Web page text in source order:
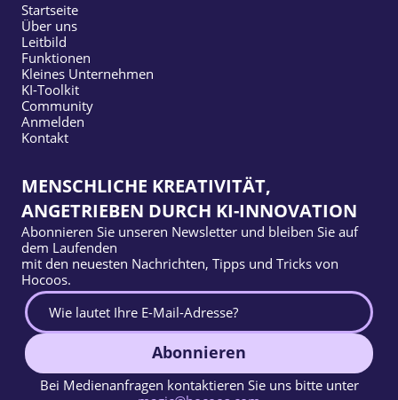
Startseite
Über uns
Leitbild
Funktionen
Kleines Unternehmen
KI-Toolkit
Community
Anmelden
Kontakt
MENSCHLICHE KREATIVITÄT,
ANGETRIEBEN DURCH KI-INNOVATION
Abonnieren Sie unseren Newsletter und bleiben Sie auf
dem Laufenden
mit den neuesten Nachrichten, Tipps und Tricks von
Hocoos.
Abonnieren
Bei Medienanfragen kontaktieren Sie uns bitte unter